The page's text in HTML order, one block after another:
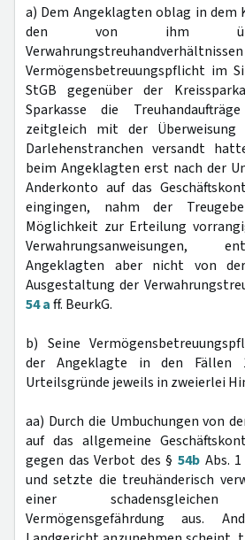
a) Dem Angeklagten oblag in dem
den von ihm
Vermögensbetreuungspflicht im
StGB gegenüber der
Sparkasse die
zeitgleich mit der Überweisung
Darlehenstranchen versandt
beim Angeklagten erst nach der
Anderkonto auf das
eingingen, nahm der
Möglichkeit zur Erteilung
Verwahrungsanweisungen,
Angeklagten aber nicht von
Ausgestaltung der
54 aff. BeurkG.
b) Seine
der Angeklagte in den
Urteilsgründe jeweils in zweierlei
aa) Durch die Umbuchungen von
auf das allgemeine
gegen das Verbot des § 54b Abs.
und setzte die treuhänderisch
einer schadensgleichen
Vermögensgefährdung aus.